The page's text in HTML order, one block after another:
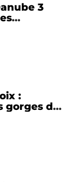
3
?
:
gorges du